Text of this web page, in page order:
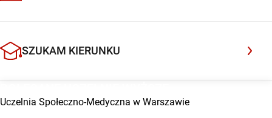
SZUKAM KIERUNKU
Uczelnia Społeczno-Medyczna w Warszawie